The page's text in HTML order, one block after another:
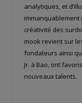
analytiques, et
immanquablement
créativité des
mook revient sur
fondateurs ainsi
Jr. à Bao, ont
nouveaux talents.